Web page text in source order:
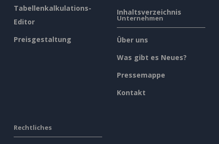
Tabellenkalkulations-
Editor
Preisgestaltung
Inhaltsverzeichnis
Unternehmen
Über uns
Was gibt es Neues?
Pressemappe
Kontakt
Rechtliches